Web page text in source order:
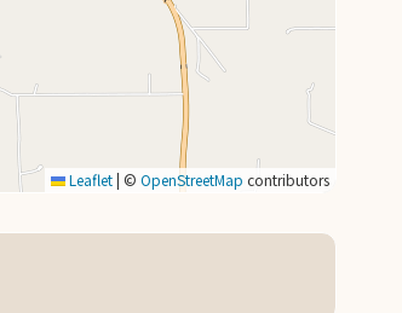
Leaflet © OpenStreetMap contributors